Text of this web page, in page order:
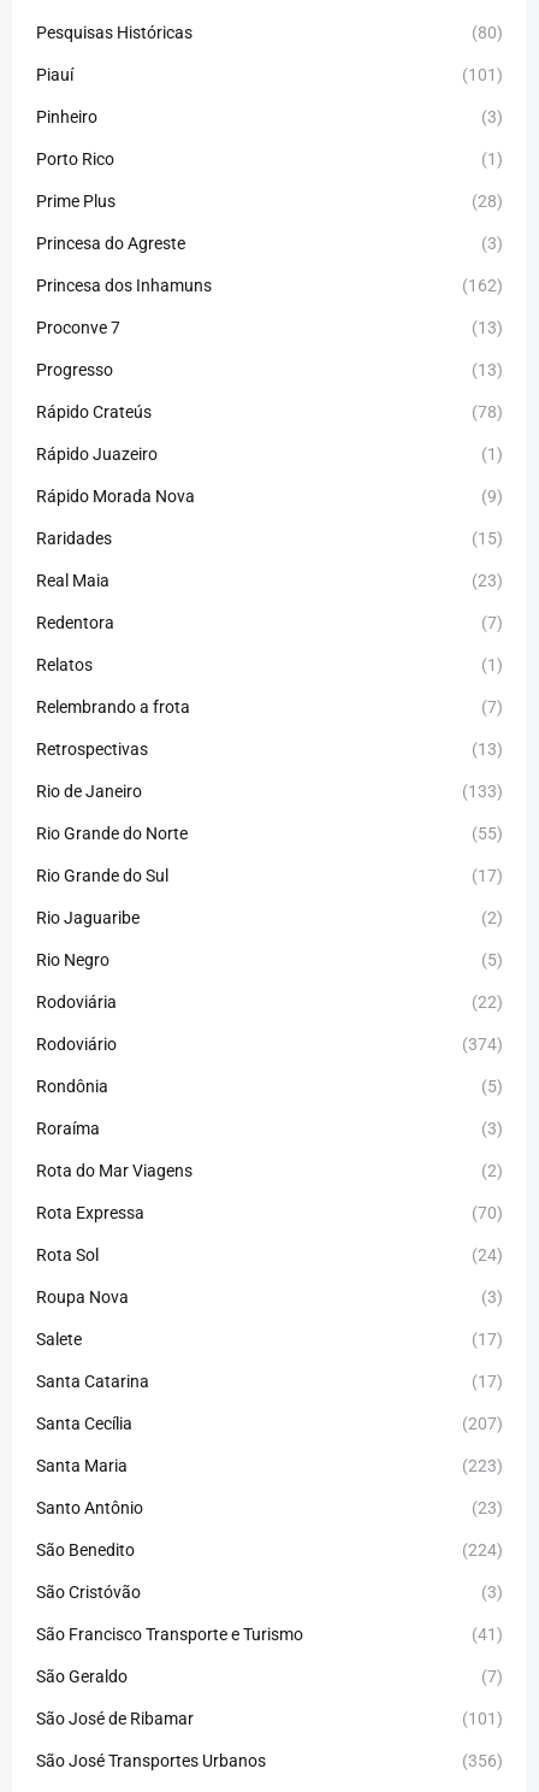
Pesquisas Históricas (80)
Piauí (101)
Pinheiro (3)
Porto Rico (1)
Prime Plus (28)
Princesa do Agreste (3)
Princesa dos Inhamuns (162)
Proconve 7 (13)
Progresso (13)
Rápido Crateús (78)
Rápido Juazeiro (1)
Rápido Morada Nova (9)
Raridades (15)
Real Maia (23)
Redentora (7)
Relatos (1)
Relembrando a frota (7)
Retrospectivas (13)
Rio de Janeiro (133)
Rio Grande do Norte (55)
Rio Grande do Sul (17)
Rio Jaguaribe (2)
Rio Negro (5)
Rodoviária (22)
Rodoviário (374)
Rondônia (5)
Roraíma (3)
Rota do Mar Viagens (2)
Rota Expressa (70)
Rota Sol (24)
Roupa Nova (3)
Salete (17)
Santa Catarina (17)
Santa Cecília (207)
Santa Maria (223)
Santo Antônio (23)
São Benedito (224)
São Cristóvão (3)
São Francisco Transporte e Turismo (41)
São Geraldo (7)
São José de Ribamar (101)
São José Transportes Urbanos (356)